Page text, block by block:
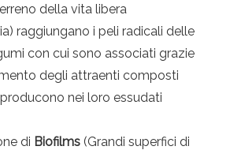
della vita libera
raggiungano i peli radicali delle
con cui sono associati grazie
degli attraenti composti
nei loro essudati
di Biofilms (Grandi superfici di